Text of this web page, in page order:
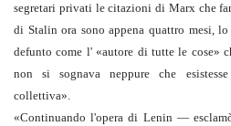
segretari privati le citazioni di Marx che
di Stalin ora sono appena quattro mesi,
defunto come l' «autore di tutte le cose»
non si sognava neppure che
collettiva».
«Continuando l'opera di Lenin —